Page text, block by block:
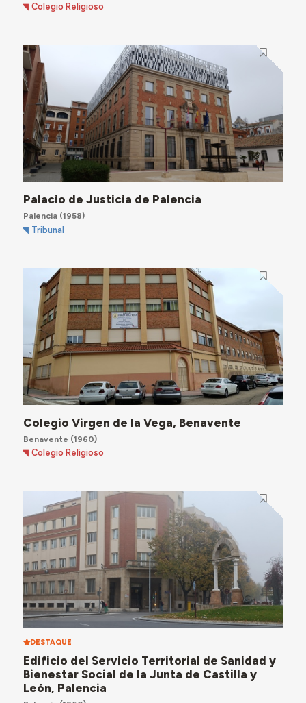
Colegio Religioso
Palacio de Justicia de Palencia
Palencia(1958)
Tribunal
Colegio Virgen de la Vega, Benavente
Benavente (1960)
Colegio Religioso
DESTAQUE
Edificio del Servicio Territorial de Sanidad y
Bienestar Social de la Junta de Castilla y
León, Palencia